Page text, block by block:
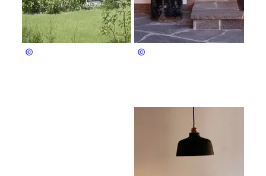
Andreas und Anita Stöckl Andreas und Anita Stöckl